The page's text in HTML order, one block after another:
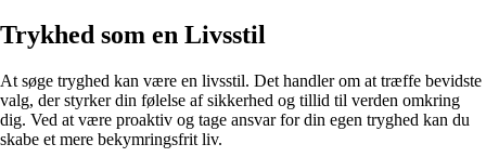
Trykhed som en Livsstil
At søge tryghed kan være en livsstil. Det handler om at træffe bevidste
valg, der styrker din følelse af sikkerhed og tillid til verden omkring
dig. Ved at være proaktiv og tage ansvar for din egen tryghed kan du
skabe et mere bekymringsfrit liv.